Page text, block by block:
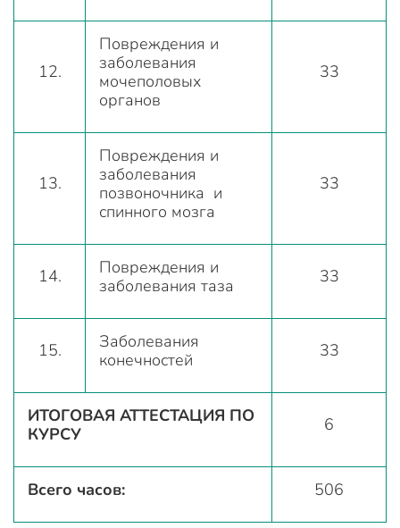
12.
Повреждения и
заболевания
мочеполовых
органов
33
13.
Повреждения и
заболевания
позвоночника и
спинного мозга
33
14.
Повреждения и
заболевания таза
33
15.
Заболевания
конечностей
33
ИТОГОВАЯ АТТЕСТАЦИЯ ПО
КУРСУ
6
Всего часов: 506